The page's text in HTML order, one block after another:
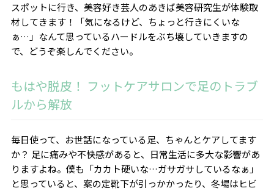
スポットに行き、美容好き芸人のあきば美容研究生が体験取
材してきます！「気になるけど、ちょっと行きにくいな
ぁ…」なんて思っているハードルをぶち壊していきますの
で、どうぞ楽しんでください。
もはや脱皮！ フットケアサロンで足のトラブ
ルから解放
毎日使って、お世話になっている足、ちゃんとケアしてます
か？ 足に痛みや不快感があると、日常生活に多大な影響があ
りますよね。僕も「カカト硬いな…ガサガサしているなぁ」
と思っていると、案の定靴下が引っかかったり、冬場はヒビ